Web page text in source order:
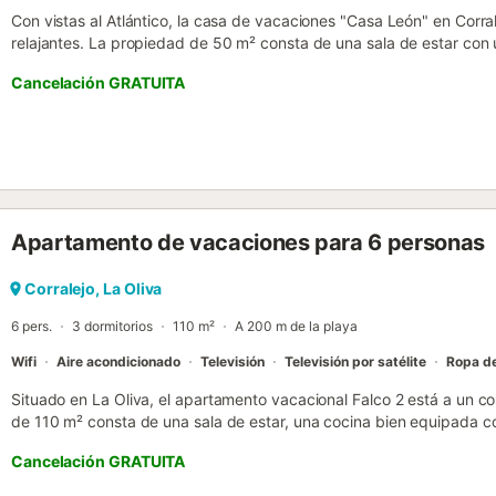
Con vistas al Atlántico, la casa de vacaciones "Casa León" en
relajantes. La propiedad de 50 m² consta de una sala de estar
adicionales incluyen Wi-Fi (apto para videollamadas), televisión,
de cuna y trona. La casa de vacaciones cuenta con un balcón
tardes. La propiedad está ubicada en las proximidades de la
conexiones de transporte público. Hay aparcamiento gratuito en la
en la reserva. Por favor, evite ruidos innecesarios después de las
toallas de playa/piscina. Esta propiedad tiene directrices para
Cancelación GRATUITA
Apartamento de vacaciones para 6 personas
Corralejo, La Oliva
6 pers. 3 dormitorios 110 m² A 200 m de la playa
Wifi Aire acondicionado Televisión Televisión por satélite Ropa
Situado en La Oliva, el apartamento vacacional Falco 2 está a un
de 110 m² consta de una sala de estar, una cocina bien equipada
velocidad apto para hacer videollamadas, aire acondicionado,
cuna y una trona disponibles bajo petición. El apartamento
Cancelación GRATUITA